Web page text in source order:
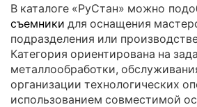
В каталоге «РуСтан» можно
съемники для оснащения
подразделения или
Категория ориентирована на
металлообработки,
организации технологических
использованием совместимой